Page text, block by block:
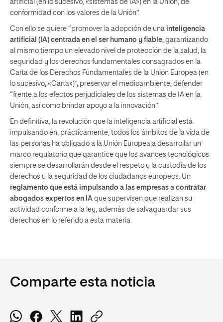
artificial (en lo sucesivo, «sistemas de IA») en la Unión, de
conformidad con los valores de la Unión”.
Con ello se quiere “promover la adopción de una inteligencia
artificial (IA) centrada en el ser humano y fiable, garantizando
al mismo tiempo un elevado nivel de protección de la salud, la
seguridad y los derechos fundamentales consagrados en la
Carta de los Derechos Fundamentales de la Unión Europea (en
lo sucesivo, «Carta»)”, preservar el medioambiente, defender
“frente a los efectos perjudiciales de los sistemas de IA en la
Unión, así como brindar apoyo a la innovación”.
En definitiva, la revolución que la inteligencia artificial está
impulsando en, prácticamente, todos los ámbitos de la vida de
las personas ha obligado a la Unión Europea a desarrollar un
marco regulatorio que garantice que los avances tecnológicos
siempre se desarrollarán desde el respeto y la custodia de los
derechos y la seguridad de los ciudadanos europeos. Un
reglamento que está impulsando a las empresas a contratar
abogados expertos en IA que supervisen que realizan su
actividad conforme a la ley, además de salvaguardar sus
derechos en lo referido a esta materia.
Comparte esta noticia